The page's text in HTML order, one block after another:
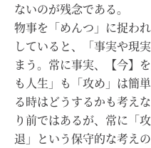
ないのが残念である。
物事を「めんつ」に捉わ
していると、「事実や現
まう。常に事実、【今】
も人生」も「攻め」は簡
る時はどうするかも考え
り前ではあるが、常に「
退」という保守的な考え